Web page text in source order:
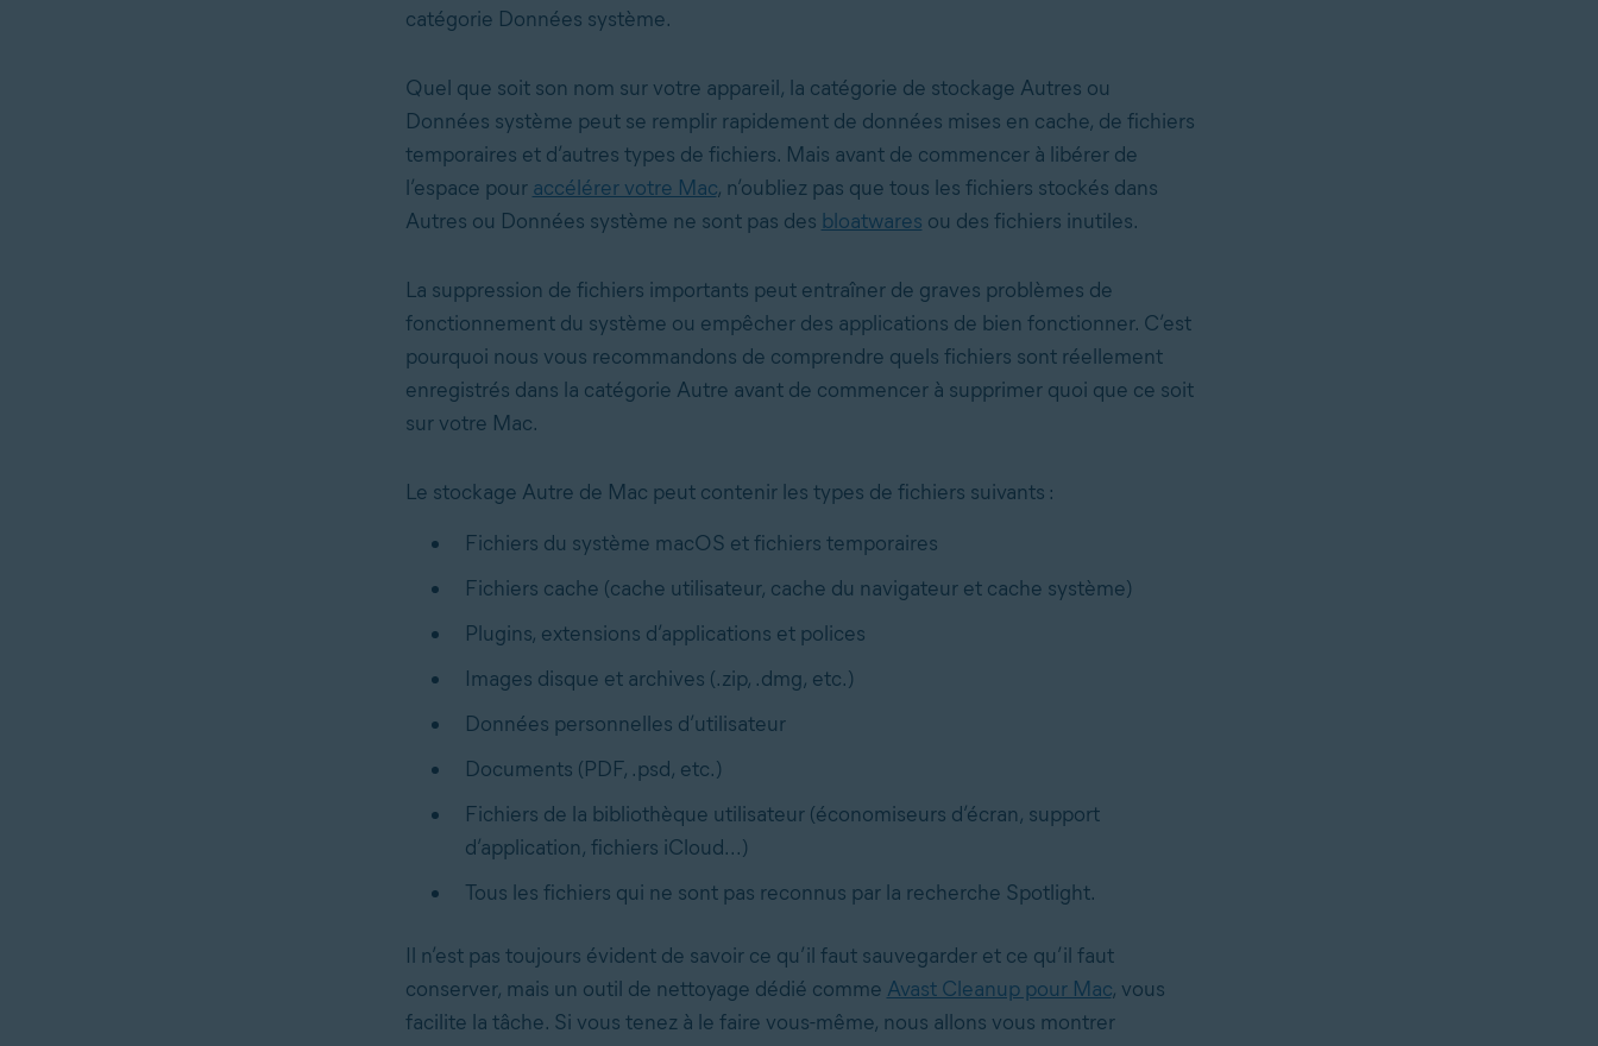
catégorie Données système.
Quel que soit son nom sur votre appareil, la catégorie de stockage Autres ou
Données système peut se remplir rapidement de données mises en cache, de fichiers
temporaires et d’autres types de fichiers. Mais avant de commencer à libérer de
l’espace pour accélérer votre Mac, n’oubliez pas que tous les fichiers stockés dans
Autres ou Données système ne sont pas des bloatwares ou des fichiers inutiles.
La suppression de fichiers importants peut entraîner de graves problèmes de
fonctionnement du système ou empêcher des applications de bien fonctionner. C’est
pourquoi nous vous recommandons de comprendre quels fichiers sont réellement
enregistrés dans la catégorie Autre avant de commencer à supprimer quoi que ce soit
sur votre Mac.
Le stockage Autre de Mac peut contenir les types de fichiers suivants :
Fichiers du système macOS et fichiers temporaires
Fichiers cache (cache utilisateur, cache du navigateur et cache système)
Plugins, extensions d’applications et polices
Images disque et archives (.zip, .dmg, etc.)
Données personnelles d’utilisateur
Documents (PDF, .psd, etc.)
Fichiers de la bibliothèque utilisateur (économiseurs d’écran, support
d’application, fichiers iCloud...)
Tous les fichiers qui ne sont pas reconnus par la recherche Spotlight.
Il n’est pas toujours évident de savoir ce qu’il faut sauvegarder et ce qu’il faut
conserver, mais un outil de nettoyage dédié comme Avast Cleanup pour Mac, vous
facilite la tâche. Si vous tenez à le faire vous-même, nous allons vous montrer